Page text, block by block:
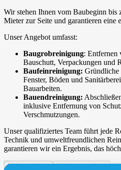
Wir stehen Ihnen vom Baubeginn bis
Mieter zur Seite und garantieren eine
Unser Angebot umfasst:
Baugrobreinigung: Entfernen
Bauschutt, Verpackungen und
Baufeinreinigung: Gründliche
Fenster, Böden und
Bauarbeiten.
Bauendreinigung:
inklusive Entfernung von
Verschmutzungen.
Unser qualifiziertes Team führt jede
Technik und umweltfreundlichen
garantieren wir ein Ergebnis, das
Mehr anzeigen Weniger anzeigen